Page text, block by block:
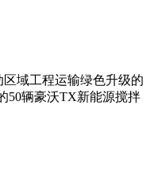
域工程运输绿色升级的
50辆豪沃TX新能源搅拌